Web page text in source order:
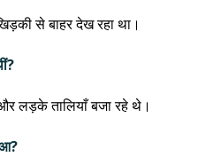
से बाहर देख रहा था।
और लड़के तालियाँ बजा रहे थे।